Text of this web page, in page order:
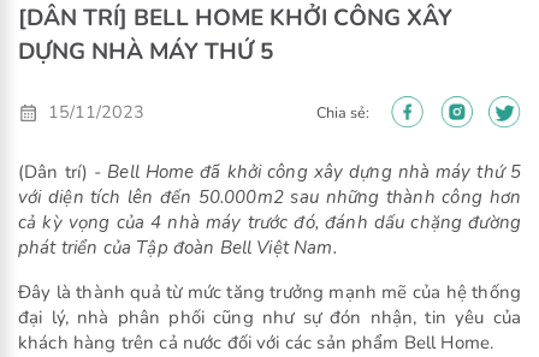
[DÂN TRÍ] BELL HOME KHỞI CÔNG XÂY
DỰNG NHÀ MÁY THỨ 5
(Dân trí) - Bell Home đã khởi công xây dựng nhà máy thứ 5
với diện tích lên đến 50.000m2 sau những thành công hơn
cả kỳ vọng của 4 nhà máy trước đó, đánh dấu chặng đường
phát triển của Tập đoàn Bell Việt Nam.
Đây là thành quả từ mức tăng trưởng mạnh mẽ của hệ thống
đại lý, nhà phân phối cũng như sự đón nhận, tin yêu của
khách hàng trên cả nước đối với các sản phẩm Bell Home.